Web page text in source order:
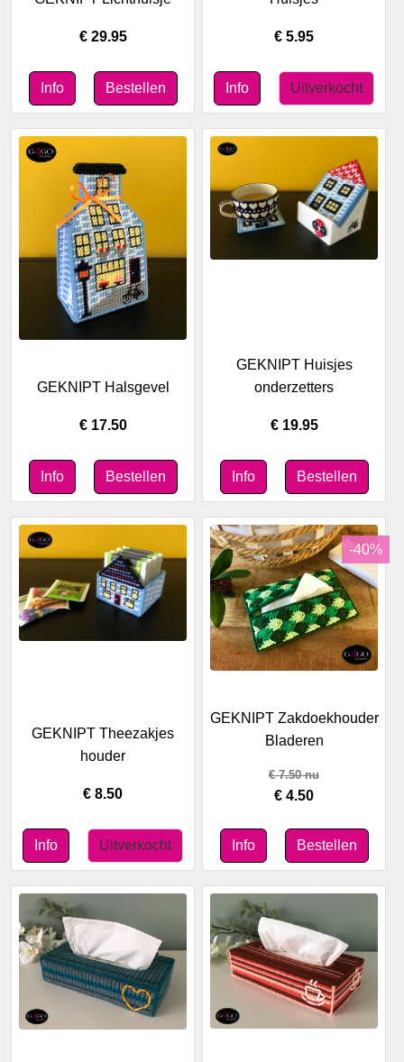
€ 29.95 € 5.95
GEKNIPT Halsgevel
€ 17.50
GEKNIPT Huisjes
onderzetters
€ 19.95
GEKNIPT Theezakjes
houder
€ 8.50
-40%
GEKNIPT Zakdoekhouder
Bladeren
€7.50nu
€ 4.50